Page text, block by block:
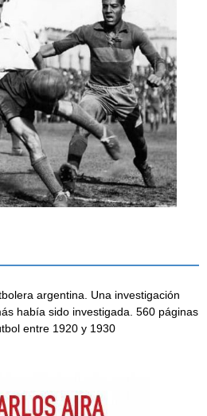
argentina. Una investigación
había sido investigada. 560 páginas
entre 1920 y 1930